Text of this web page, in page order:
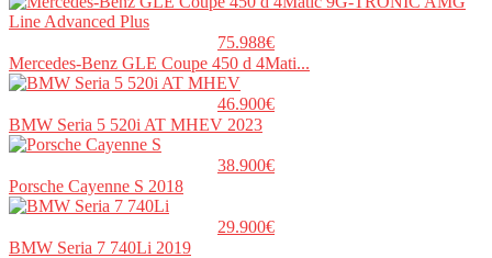
75.988€
Mercedes-Benz GLE Coupe 450 d 4Mati...
46.900€
BMW Seria 5 520i AT MHEV 2023
38.900€
Porsche Cayenne S 2018
29.900€
BMW Seria 7 740Li 2019